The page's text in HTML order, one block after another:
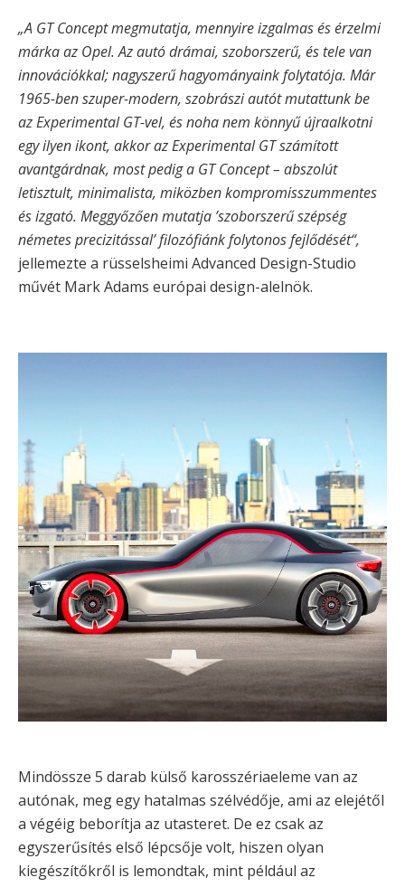
„A GT Concept megmutatja, mennyire izgalmas és érzelmi
márka az Opel. Az autó drámai, szoborszerű, és tele van
innovációkkal; nagyszerű hagyományaink folytatója. Már
1965-ben szuper-modern, szobrászi autót mutattunk be
az Experimental GT-vel, és noha nem könnyű újraalkotni
egy ilyen ikont, akkor az Experimental GT számított
avantgárdnak, most pedig a GT Concept – abszolút
letisztult, minimalista, miközben kompromisszummentes
és izgató. Meggyőzően mutatja ’szoborszerű szépség
németes precizitással’ filozófiánk folytonos fejlődését“,
jellemezte a rüsselsheimi Advanced Design-Studio
művét Mark Adams európai design-alelnök.
Mindössze 5 darab külső karosszériaeleme van az
autónak, meg egy hatalmas szélvédője, ami az elejétől
a végéig beborítja az utasteret. De ez csak az
egyszerűsítés első lépcsője volt, hiszen olyan
kiegészítőkről is lemondtak, mint például az